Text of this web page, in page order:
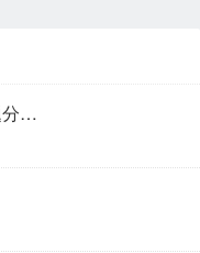
Vue 3 表单组件在生产环境卡死问题分析与解决